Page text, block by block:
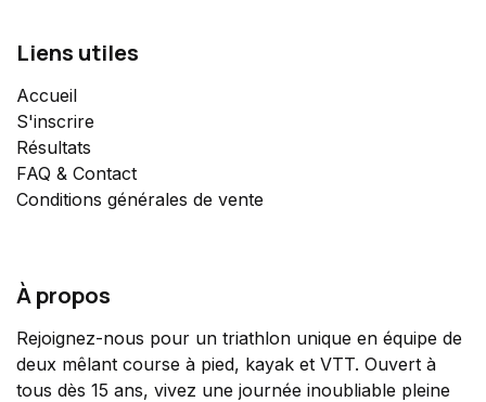
Liens utiles
Accueil
S'inscrire
Résultats
FAQ & Contact
Conditions générales de vente
À propos
Rejoignez-nous pour un triathlon unique en équipe de
deux mêlant course à pied, kayak et VTT. Ouvert à
tous dès 15 ans, vivez une journée inoubliable pleine